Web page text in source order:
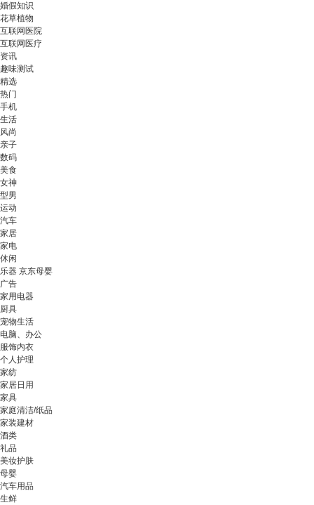
婚假知识
花草植物
互联网医院
互联网医疗
资讯
趣味测试
精选
热门
手机
生活
风尚
亲子
数码
美食
女神
型男
运动
汽车
家居
家电
休闲
乐器 京东母婴
广告
家用电器
厨具
宠物生活
电脑、办公
服饰内衣
个人护理
家纺
家居日用
家具
家庭清洁/纸品
家装建材
酒类
礼品
美妆护肤
母婴
汽车用品
生鲜